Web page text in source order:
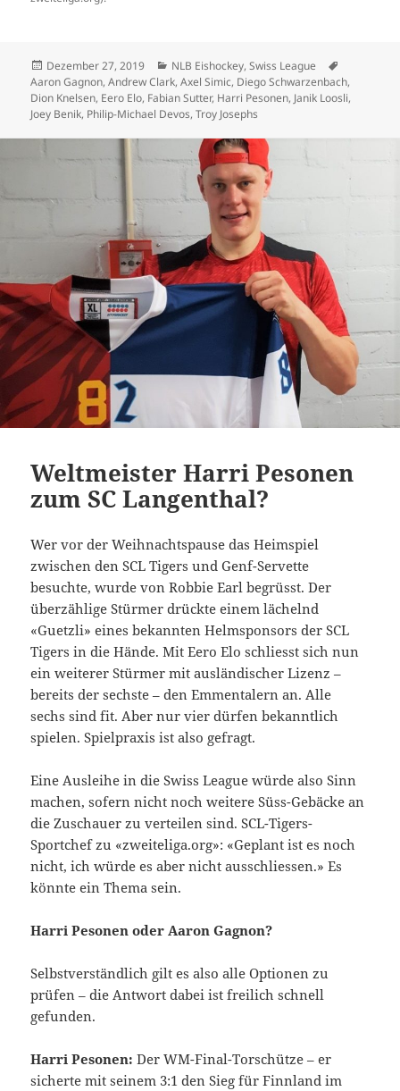
Veröffentlicht
am
Dezember 27, 2019 Kategorien
NLB Eishockey,Swiss League
Aaron Gagnon,Andrew Clark,Axel Simic, Diego Schwarzenbach,
Dion Knelsen, Eero Elo, Fabian Sutter, Harri Pesonen, Janik Loosli,
Joey Benik, Philip-Michael Devos,Troy Josephs
Weltmeister Harri Pesonen
zum SC Langenthal?
Wer vor der Weihnachtspause das Heimspiel
zwischen den SCL Tigers und Genf-Servette
besuchte, wurde von Robbie Earl begrüsst. Der
überzählige Stürmer drückte einem lächelnd
«Guetzli» eines bekannten Helmsponsors der SCL
Tigers in die Hände. Mit Eero Elo schliesst sich nun
ein weiterer Stürmer mit ausländischer Lizenz –
bereits der sechste – den Emmentalern an. Alle
sechs sind fit. Aber nur vier dürfen bekanntlich
spielen. Spielpraxis ist also gefragt.
Eine Ausleihe in die Swiss League würde also Sinn
machen, sofern nicht noch weitere Süss-Gebäcke an
die Zuschauer zu verteilen sind. SCL-Tigers-
Sportchef zu «zweiteliga.org»: «Geplant ist es noch
nicht, ich würde es aber nicht ausschliessen.» Es
könnte ein Thema sein.
Harri Pesonen oder Aaron Gagnon?
Selbstverständlich gilt es also alle Optionen zu
prüfen – die Antwort dabei ist freilich schnell
gefunden.
Harri Pesonen: Der WM-Final-Torschütze – er
sicherte mit seinem 3:1 den Sieg für Finnland im